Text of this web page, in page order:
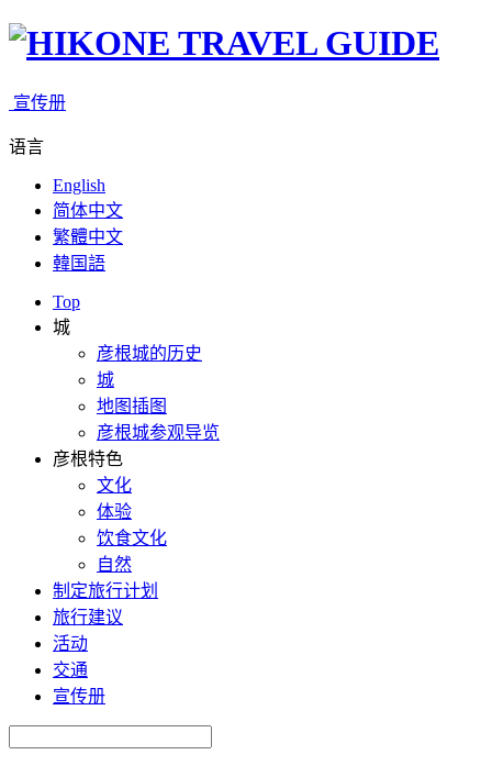
宣传册
语言
English
简体中文
繁體中文
韓国語
Top
城
彦根城的历史
城
地图插图
彦根城参观导览
彦根特色
文化
体验
饮食文化
自然
制定旅行计划
旅行建议
活动
交通
宣传册